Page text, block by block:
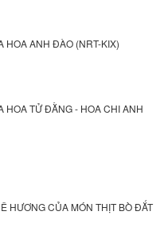
HOA ANH ĐÀO (NRT-KIX)
HOA TỬ ĐẰNG - HOA CHI ANH
HƯƠNG CỦA MÓN THỊT BÒ ĐẮT